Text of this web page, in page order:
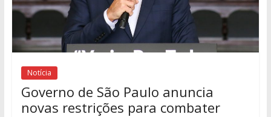
Notícia
Governo de São Paulo anuncia
novas restrições para combater